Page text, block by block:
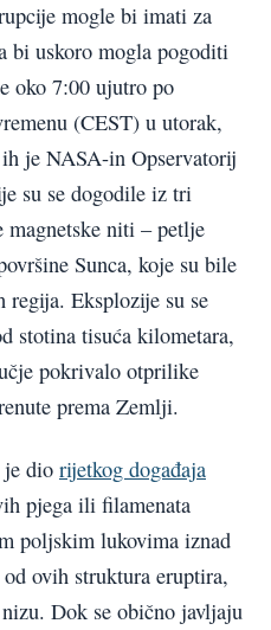
mogle bi imati za
bi uskoro mogla pogoditi
oko 7:00 ujutro po
(CEST) u utorak,
je NASA-in Opservatorij
su se dogodile iz tri
magnetske niti – petlje
Sunca, koje su bile
regija. Eksplozije su se
stotina tisuća kilometara,
pokrivalo otprilike
prema Zemlji.
dio rijetkog događaja
pjega ili filamenata
poljskim lukovima iznad
ovih struktura eruptira,
Dok se obično javljaju